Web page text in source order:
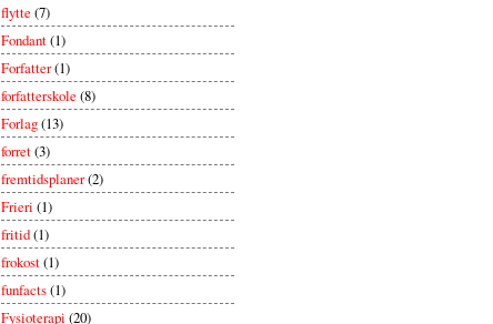
flytte(7)
Fondant(1)
Forfatter(1)
forfatterskole(8)
Forlag(13)
forret(3)
fremtidsplaner(2)
Frieri (1)
fritid(1)
frokost(1)
funfacts(1)
Fysioterapi (20)